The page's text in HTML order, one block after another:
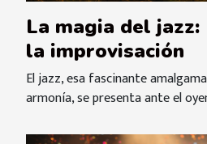
La magia del
la improvisación
El jazz, esa fascinante
armonía, se presenta ante el